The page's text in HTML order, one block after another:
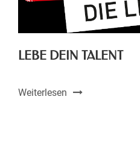
LEBE DEIN TALENT
Weiterlesen